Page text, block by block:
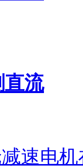
直流
速电